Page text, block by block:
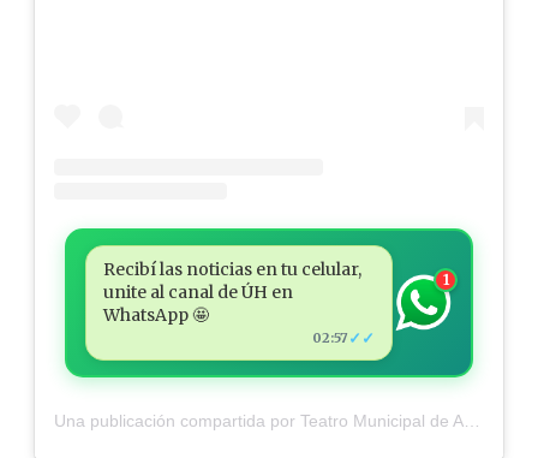
Recibí las noticias en tu celular,
unite al canal de ÚH en
WhatsApp 🤩
02:57 ✓✓
1